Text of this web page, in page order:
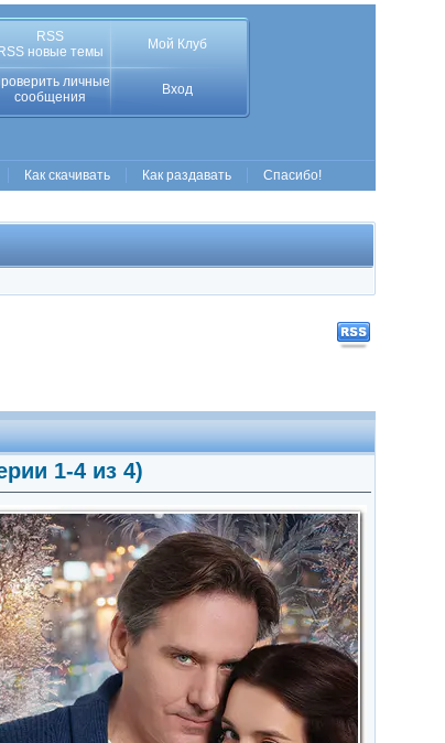
RSS
RSS новые темы
Мой Клуб
личные
сообщения
Вход
Как скачивать Как раздавать Спасибо!
1-4 из 4)